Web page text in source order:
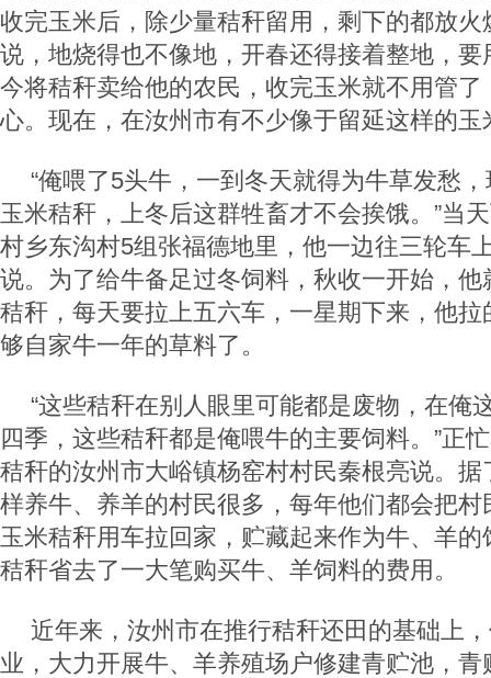
收完玉米后，除少量秸秆留用，剩下的都放
说，地烧得也不像地，开春还得接着整地，
今将秸秆卖给他的农民，收完玉米就不用管
心。现在，在汝州市有不少像于留延这样的玉
“俺喂了5头牛，一到冬天就得为牛草发愁
玉米秸秆，上冬后这群牲畜才不会挨饿。”当
村乡东沟村5组张福德地里，他一边往三轮车
说。为了给牛备足过冬饲料，秋收一开始，
秸秆，每天要拉上五六车，一星期下来，他
够自家牛一年的草料了。
“这些秸秆在别人眼里可能都是废物，在俺
四季，这些秸秆都是俺喂牛的主要饲料。”正
秸秆的汝州市大峪镇杨窑村村民秦根亮说。
样养牛、养羊的村民很多，每年他们都会把
玉米秸秆用车拉回家，贮藏起来作为牛、羊
秸秆省去了一大笔购买牛、羊饲料的费用。
近年来，汝州市在推行秸秆还田的基础上
业，大力开展牛、羊养殖场户修建青贮池，